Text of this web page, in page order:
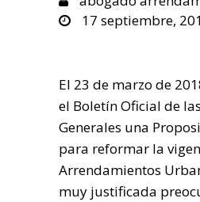
17 septiembre,
El 23 de marzo de
el Boletín Oficial de
Generales una
para reformar la
Arrendamientos
muy justificada